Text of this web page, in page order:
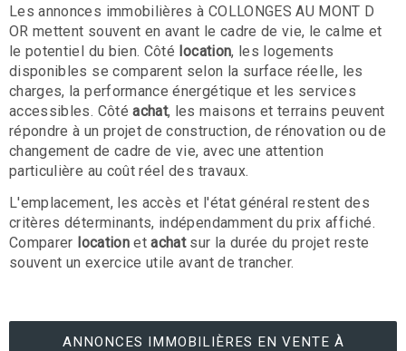
Les annonces immobilières à COLLONGES AU MONT D
OR mettent souvent en avant le cadre de vie, le calme et
le potentiel du bien. Côté location, les logements
disponibles se comparent selon la surface réelle, les
charges, la performance énergétique et les services
accessibles. Côtéachat, les maisons et terrains peuvent
répondre à un projet de construction, de rénovation ou de
changement de cadre de vie, avec une attention
particulière au coût réel des travaux.
L'emplacement, les accès et l'état général restent des
critères déterminants, indépendamment du prix affiché.
Comparer locationetachatsur la durée du projet reste
souvent un exercice utile avant de trancher.
ANNONCES IMMOBILIÈRES EN VENTE À